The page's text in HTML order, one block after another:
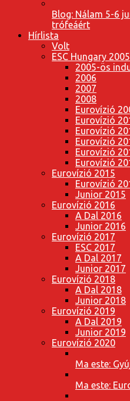
Blog: Nálam 5-6
trófeáért
Hírlista
Volt
ESC Hungary
2005-ös
2006
2007
2008
Eurovízió
Eurovízió
Eurovízió
Eurovízió
Eurovízió
Eurovízió
Eurovízió 2015
Eurovízió
Junior 2015
Eurovízió 2016
A Dal 2016
Junior 2016
Eurovízió 2017
ESC 2017
A Dal 2017
Junior 2017
Eurovízió 2018
A Dal 2018
Junior 2018
Eurovízió 2019
A Dal 2019
Junior 2019
Eurovízió 2020
Ma este:
Ma este: